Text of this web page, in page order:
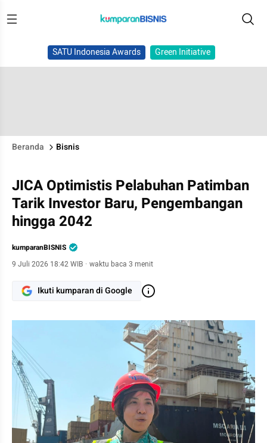
SATU Indonesia Awards Green Initiative
Beranda Bisnis
JICA Optimistis Pelabuhan Patimban
Tarik Investor Baru, Pengembangan
hingga 2042
kumparanBISNIS
9 Juli 2026 18:42 WIB · waktu baca 3 menit
Ikuti kumparan di Google